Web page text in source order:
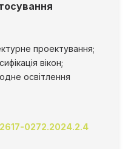
проектування;
вікон;
освітлення
0272.2024.2.4